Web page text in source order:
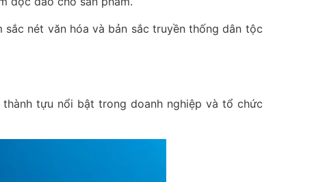
nét văn hóa và bản sắc truyền thống dân tộc
tựu nổi bật trong doanh nghiệp và tổ chức